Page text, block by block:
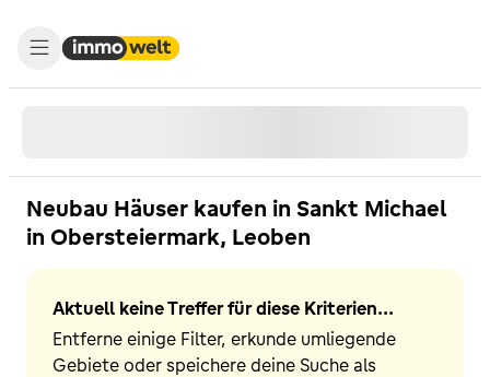
Neubau Häuser kaufen in Sankt Michael
in Obersteiermark, Leoben
Aktuell keine Treffer für diese Kriterien...
Entferne einige Filter, erkunde umliegende
Gebiete oder speichere deine Suche als